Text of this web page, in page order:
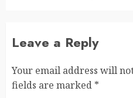
Leave a Reply
Your email address will
fields are marked *